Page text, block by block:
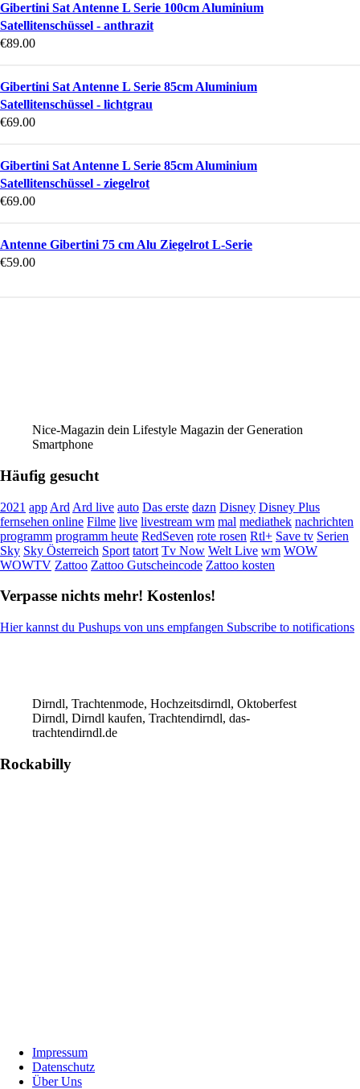
Gibertini Sat Antenne L Serie 100cm Aluminium
Satellitenschüssel - anthrazit
€89.00
Gibertini Sat Antenne L Serie 85cm Aluminium
Satellitenschüssel - lichtgrau
€69.00
Gibertini Sat Antenne L Serie 85cm Aluminium
Satellitenschüssel - ziegelrot
€69.00
Antenne Gibertini 75 cm Alu Ziegelrot L-Serie
€59.00
Nice-Magazin dein Lifestyle Magazin der Generation
Smartphone
Häufig gesucht
2021 app Ard Ard live auto Das erste dazn Disney Disney Plus
fernsehen online Filme live livestream wm mal mediathek nachrichten
programm programm heute RedSeven rote rosen Rtl+ Save tv Serien
Sky Sky Österreich Sport tatort Tv Now Welt Live wm WOW
WOWTV Zattoo Zattoo Gutscheincode Zattoo kosten
Verpasse nichts mehr! Kostenlos!
Hier kannst du Pushups von uns empfangen Subscribe to notifications
Dirndl, Trachtenmode, Hochzeitsdirndl, Oktoberfest
Dirndl, Dirndl kaufen, Trachtendirndl, das-
trachtendirndl.de
Rockabilly
FooterImpressum
Datenschutz
Über Uns